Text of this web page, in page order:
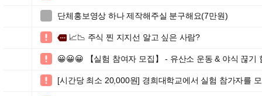
단체홍보영상 하나 제작해주실 분구해요(7만원)
 more 📈📉 주식 찐 지지선 알고 싶은 사람?
 😀😀😀 【실험 참여자 모집】 - 유산소 운동 & 야식 끊
 [시간당 최소 20,000원] 경희대학교에서 실험 참가자를